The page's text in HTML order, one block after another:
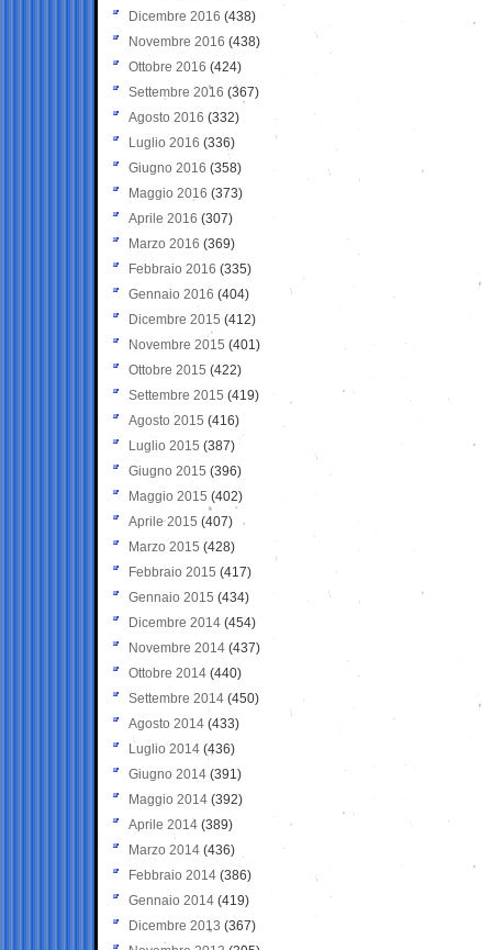
Dicembre 2016 (438)
Novembre 2016 (438)
Ottobre 2016 (424)
Settembre 2016 (367)
Agosto 2016 (332)
Luglio 2016 (336)
Giugno 2016 (358)
Maggio 2016 (373)
Aprile 2016 (307)
Marzo 2016 (369)
Febbraio 2016 (335)
Gennaio 2016 (404)
Dicembre 2015 (412)
Novembre 2015 (401)
Ottobre 2015 (422)
Settembre 2015 (419)
Agosto 2015 (416)
Luglio 2015 (387)
Giugno 2015 (396)
Maggio 2015 (402)
Aprile 2015 (407)
Marzo 2015 (428)
Febbraio 2015 (417)
Gennaio 2015 (434)
Dicembre 2014 (454)
Novembre 2014 (437)
Ottobre 2014 (440)
Settembre 2014 (450)
Agosto 2014 (433)
Luglio 2014 (436)
Giugno 2014 (391)
Maggio 2014 (392)
Aprile 2014 (389)
Marzo 2014 (436)
Febbraio 2014 (386)
Gennaio 2014 (419)
Dicembre 2013 (367)